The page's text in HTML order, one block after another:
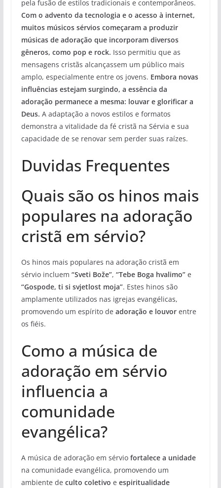
pela fusão de estilos tradicionais e contemporâneos.
Com o advento da tecnologia e o acesso à internet,
muitos músicos sérvios começaram a produzir
músicas de adoração que incorporam diversos
gêneros, como pop e rock. Isso permitiu que as
mensagens cristãs alcançassem um público mais
amplo, especialmente entre os jovens. Embora novas
influências estejam surgindo, a essência da
adoração permanece a mesma: louvar e glorificar a
Deus. A adaptação a novos estilos e formatos
demonstra a vitalidade da fé cristã na Sérvia e sua
capacidade de se renovar sem perder suas raízes.
Duvidas Frequentes
Quais são os hinos mais
populares na adoração
cristã em sérvio?
Os hinos mais populares na adoração cristã em
sérvio incluem “Sveti Bože”, “Tebe Boga hvalimo”e
“Gospode, ti si svjetlost moja”. Estes hinos são
amplamente utilizados nas igrejas evangélicas,
promovendo um espírito de adoração e louvorentre
os fiéis.
Como a música de
adoração em sérvio
influencia a
comunidade
evangélica?
A música de adoração em sérvio fortalece a unidade
na comunidade evangélica, promovendo um
ambiente de culto coletivo e espiritualidade